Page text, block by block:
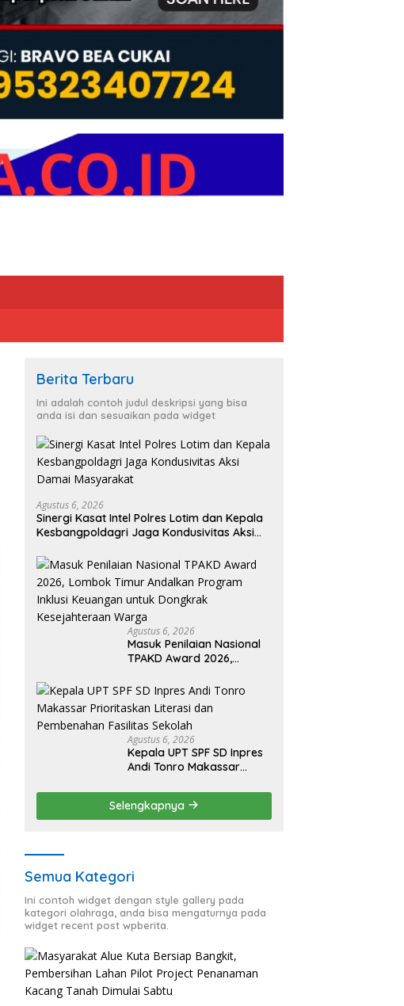
Berita Terbaru
Ini adalah contoh judul deskripsi yang bisa
anda isi dan sesuaikan pada widget
Agustus 6, 2026
Sinergi Kasat Intel Polres Lotim dan Kepala
Kesbangpoldagri Jaga Kondusivitas Aksi
Agustus 6, 2026
Masuk Penilaian Nasional
TPAKD Award 2026,
Program Inklusi Keuangan
untuk Dongkrak
Kesejahteraan Warga
Agustus 6, 2026
Kepala UPT SPF SD Inpres
Andi Tonro Makassar
Pembenahan Fasilitas
Sekolah
Selengkapnya
Semua Kategori
Ini contoh widget dengan style gallery pada
kategori olahraga, anda bisa mengaturnya pada
widget recent post wpberita.